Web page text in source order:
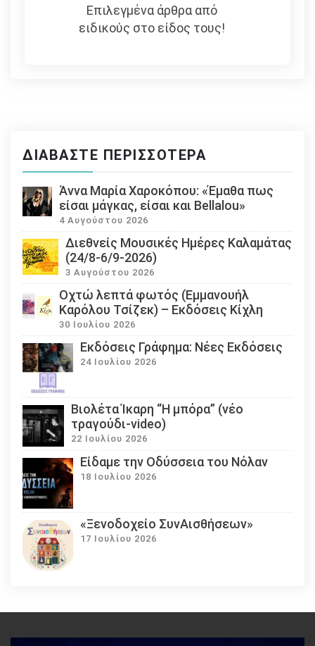
Επιλεγμένα άρθρα από
ειδικούς στο είδος τους!
ΔΙΑΒΆΣΤΕ ΠΕΡΙΣΣΌΤΕΡΑ
Άννα Μαρία Χαροκόπου: «Έμαθα πως
είσαι μάγκας, είσαι και Bellalou»
4 Αυγούστου 2026
Διεθνείς Μουσικές Ημέρες Καλαμάτας
(24/8-6/9-2026)
3 Αυγούστου 2026
Οχτώ λεπτά φωτός (Εμμανουήλ
Καρόλου Τσίζεκ) – Εκδόσεις Κίχλη
30 Ιουλίου 2026
Εκδόσεις Γράφημα: Νέες Εκδόσεις
24 Ιουλίου 2026
Βιολέτα Ίκαρη “Η μπόρα” (νέο
τραγούδι-video)
22 Ιουλίου 2026
Eίδαμε την Οδύσσεια του Νόλαν
18 Ιουλίου 2026
«Ξενοδοχείο ΣυνΑισθήσεων»
17 Ιουλίου 2026